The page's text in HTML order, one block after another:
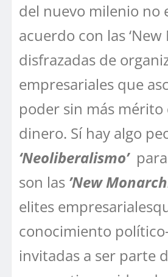
del nuevo milenio no
acuerdo con las ‘New
disfrazadas de
empresariales que
poder sin más mérito
dinero. Sí hay algo
‘Neoliberalismo’para
son las ’New
elites
conocimiento
invitadas a ser parte